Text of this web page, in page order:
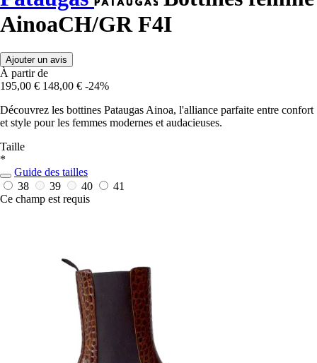
AinoaCH/GR F4I
Ajouter un avis
À partir de
195,00 € 148,00 € -24%
Découvrez les bottines Pataugas Ainoa, l'alliance parfaite entre confort
et style pour les femmes modernes et audacieuses.
Taille
*
Guide des tailles
38
39 40
41
Ce champ est requis